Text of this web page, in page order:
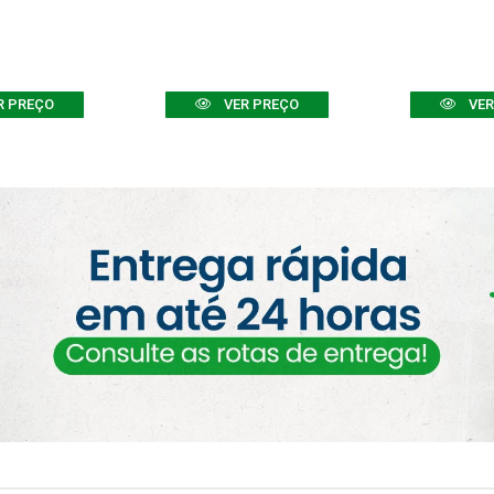
PREÇO VER PREÇO